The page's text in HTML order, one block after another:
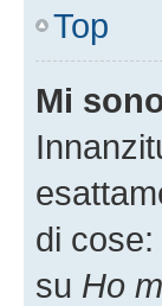
Top
Mi
di
su Ho